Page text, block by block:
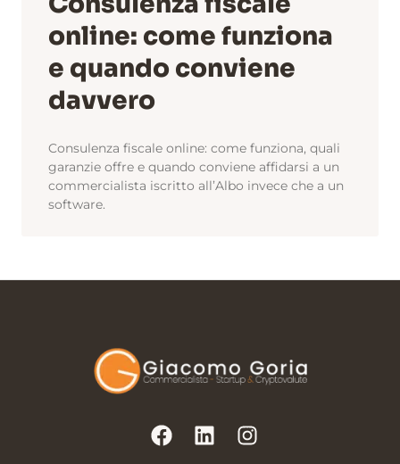
online: come funziona
e quando conviene
davvero
Consulenza fiscale online: come funziona, quali
garanzie offre e quando conviene affidarsi a un
commercialista iscritto all’Albo invece che a un
software.